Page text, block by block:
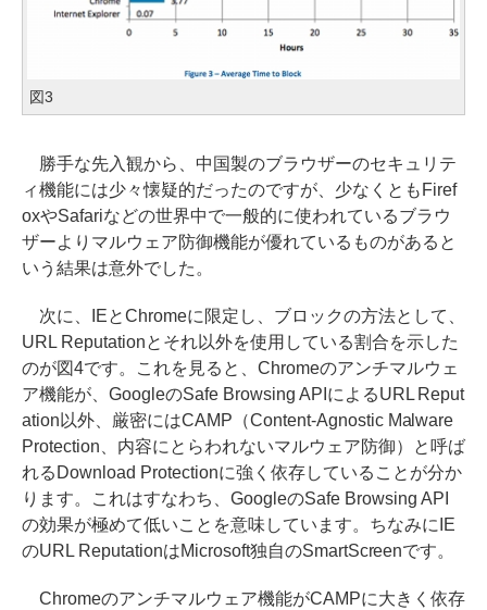
図3
勝手な先入観から、中国製のブラウザーのセキュリテ
ィ機能には少々懐疑的だったのですが、少なくともFiref
oxやSafariなどの世界中で一般的に使われているブラウ
ザーよりマルウェア防御機能が優れているものがあると
いう結果は意外でした。
次に、IEとChromeに限定し、ブロックの方法として、
URL Reputationとそれ以外を使用している割合を示した
のが図4です。これを見ると、Chromeのアンチマルウェ
ア機能が、GoogleのSafe Browsing APIによるURL Reput
ation以外、厳密にはCAMP（Content-Agnostic Malware
Protection、内容にとらわれないマルウェア防御）と呼ば
れるDownload Protectionに強く依存していることが分か
ります。これはすなわち、GoogleのSafe Browsing API
の効果が極めて低いことを意味しています。ちなみにIE
のURL ReputationはMicrosoft独自のSmartScreenです。
Chromeのアンチマルウェア機能がCAMPに大きく依存